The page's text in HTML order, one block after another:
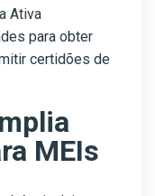
Ativa
para obter
certidões de
MEIs